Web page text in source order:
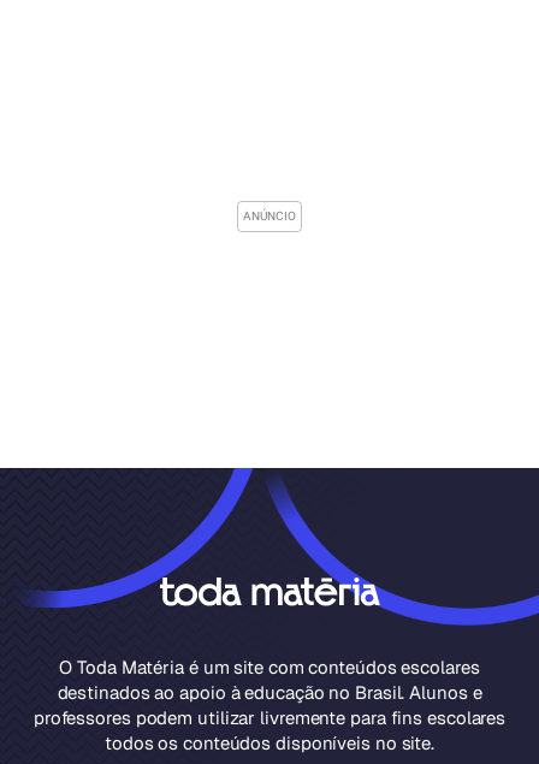
O Toda Matéria é um site com conteúdos escolares
destinados ao apoio à educação no Brasil. Alunos e
professores podem utilizar livremente para fins escolares
todos os conteúdos disponíveis no site.